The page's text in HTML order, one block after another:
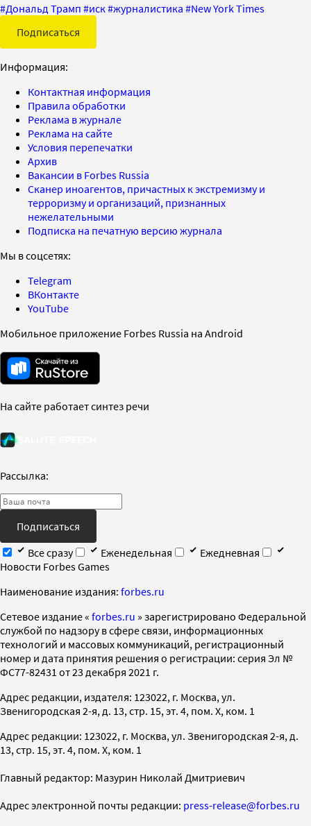
#Дональд Трамп #иск#журналистика #New York Times
Подписаться
Информация:
Контактная информация
Правила обработки
Реклама в журнале
Реклама на сайте
Условия перепечатки
Архив
Вакансии в Forbes Russia
Сканер иноагентов, причастных к экстремизму и
терроризму и организаций, признанных
нежелательными
Подписка на печатную версию журнала
Мы в соцсетях:
Telegram
ВКонтакте
YouTube
Мобильное приложение Forbes Russia на Android
На сайте работает синтез речи
Рассылка:
Подписаться
Все сразу
Еженедельная
Ежедневная
Новости Forbes Games
Наименование издания: forbes.ru
Cетевое издание « forbes.ru » зарегистрировано Федеральной
службой по надзору в сфере связи, информационных
технологий и массовых коммуникаций, регистрационный
номер и дата принятия решения о регистрации: серия Эл №
ФС77-82431 от 23 декабря 2021 г.
Адрес редакции, издателя: 123022, г. Москва, ул.
Звенигородская 2-я, д. 13, стр. 15, эт. 4, пом. X, ком. 1
Адрес редакции: 123022, г. Москва, ул. Звенигородская 2-я, д.
13, стр. 15, эт. 4, пом. X, ком. 1
Главный редактор: Мазурин Николай Дмитриевич
Адрес электронной почты редакции: press-release@forbes.ru